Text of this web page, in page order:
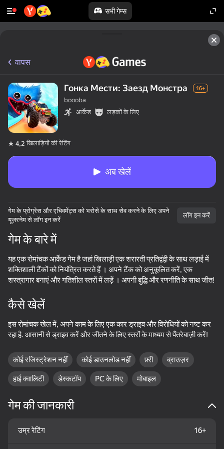
सभी गेम्स
यह गेम केवल लैंडस्केप
ओरिएंटेशन का समर्थन करता है
50
वापस
Гонка Мести: Заезд Монстра 16+
boooba
आर्केड
लड़कों के लिए
4,2 खिलाड़ियों की रेटिंग
अब खेलें
गेम के प्रोग्रेस और एचिवमेंट्स को भरोसे के साथ सेव करने के लिए अपने
यूज़रनेम से लॉग इन करें
लॉग इन करें
गेम के बारे में
यह एक रोमांचक आर्केड गेम है जहां खिलाड़ी एक शरारती प्रतिद्वंद्वी के साथ लड़ाई में
शक्तिशाली टैंकों को नियंत्रित करते हैं । अपने टैंक को अनुकूलित करें, एक
शस्त्रागार बनाएं और गतिशील स्तरों में लड़ें । अपनी बुद्धि और रणनीति के साथ जीत!
कैसे खेलें
इस रोमांचक खेल में, अपने काम के लिए एक कार ड्राइव और विरोधियों को नष्ट कर
रहा है. आसानी से ड्राइव करें और जीतने के लिए स्तरों के माध्यम से पैंतरेबाज़ी करें!
कोई रजिस्ट्रेशन नहीं कोई डाउनलोड नहीं फ़्री ब्राउज़र
हाई क्वालिटी डेस्कटॉप PC के लिए मोबाइल
गेम की जानकारी
उम्र रेटिंग 16+